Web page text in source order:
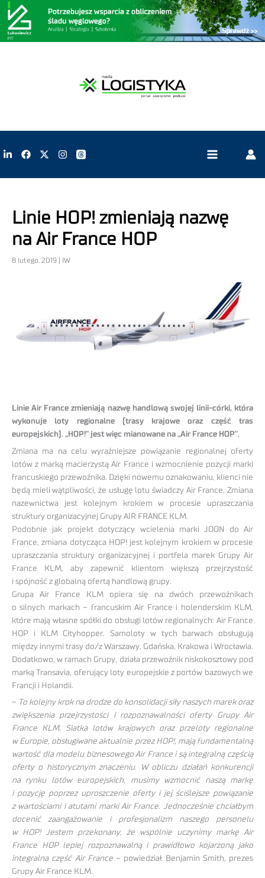
Linie HOP! zmieniają nazwę
na Air France HOP
8 lutego, 2019 | IW
Linie Air France zmieniają nazwę handlową swojej linii-córki, która
wykonuje loty regionalne (trasy krajowe oraz część tras
europejskich). „HOP!” jest więc mianowane na „Air France HOP”.
Zmiana ma na celu wyraźniejsze powiązanie regionalnej oferty
lotów z marką macierzystą Air France i wzmocnienie pozycji marki
francuskiego przewoźnika. Dzięki nowemu oznakowaniu, klienci nie
będą mieli wątpliwości, że usługę lotu świadczy Air France. Zmiana
nazewnictwa jest kolejnym krokiem w procesie upraszczania
struktury organizacyjnej Grupy AIR FRANCE KLM.
Podobnie jak projekt dotyczący wcielenia marki JOON do Air
France, zmiana dotycząca HOP! jest kolejnym krokiem w procesie
upraszczania struktury organizacyjnej i portfela marek Grupy Air
France KLM, aby zapewnić klientom większą przejrzystość
i spójność z globalną ofertą handlową grupy.
Grupa Air France KLM opiera się na dwóch przewoźnikach
o silnych markach – francuskim Air France i holenderskim KLM,
które mają własne spółki do obsługi lotów regionalnych: Air France
HOP i KLM Cityhopper. Samoloty w tych barwach obsługują
między innymi trasy do/z Warszawy, Gdańska, Krakowa i Wrocławia.
Dodatkowo, w ramach Grupy, działa przewoźnik niskokosztowy pod
marką Transavia, oferujący loty europejskie z portów bazowych we
Francji i Holandii.
– To kolejny krok na drodze do konsolidacji siły naszych marek oraz
zwiększenia przejrzystości i rozpoznawalności oferty Grupy Air
France KLM. Siatka lotów krajowych oraz przeloty regionalne
w Europie, obsługiwane aktualnie przez HOP!, mają fundamentalną
wartość dla modelu biznesowego Air France i są integralną częścią
oferty o historycznym znaczeniu. W obliczu działań konkurencji
na rynku lotów europejskich, musimy wzmocnić naszą markę
i pozycję poprzez uproszczenie oferty i jej ściślejsze powiązanie
z wartościami i atutami marki Air France. Jednocześnie chciałbym
docenić zaangażowanie i profesjonalizm naszego personelu
w HOP! Jestem przekonany, że wspólnie uczynimy markę Air
France HOP lepiej rozpoznawalną i prawidłowo kojarzoną jako
integralna część Air France– powiedział Benjamin Smith, prezes
Grupy Air France KLM.